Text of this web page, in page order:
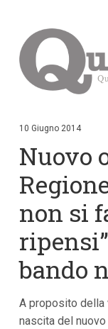
i
i
t
e
n
p
r
n
c
10 Giugno 2014
Nuovo
non si
bando
A proposito della
nascita del